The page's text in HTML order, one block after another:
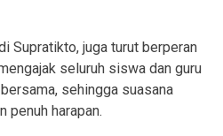
Supratikto, juga turut berperan
seluruh siswa dan guru
sehingga suasana
penuh harapan.